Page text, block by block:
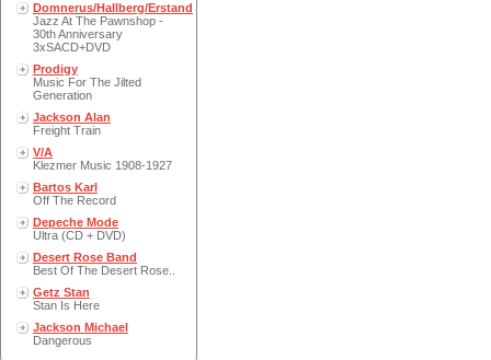
Domnerus/Hallberg/Erstand
Jazz At The Pawnshop -
30th Anniversary
3xSACD+DVD
Prodigy
Music For The Jilted
Generation
Jackson Alan
Freight Train
V/A
Klezmer Music 1908-1927
Bartos Karl
Off The Record
Depeche Mode
Ultra (CD + DVD)
Desert Rose Band
Best Of The Desert Rose..
Getz Stan
Stan Is Here
Jackson Michael
Dangerous